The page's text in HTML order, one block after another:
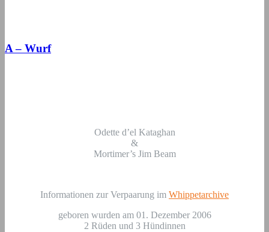
A – Wurf
Odette d’el Kataghan
&
Mortimer’s Jim Beam
Informationen zur Verpaarung im Whippetarchive
geboren wurden am 01. Dezember 2006
2 Rüden und 3 Hündinnen